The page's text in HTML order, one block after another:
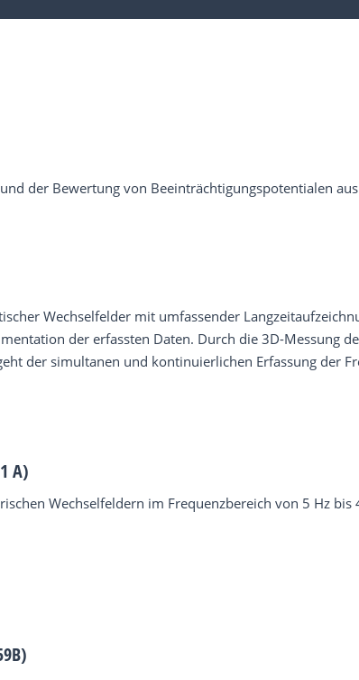
der Bewertung von Beeinträchtigungspotentialen
Wechselfelder mit umfassender
der erfassten Daten. Durch die 3D-Messung
der simultanen und kontinuierlichen Erfassung der
A)
Wechselfeldern im Frequenzbereich von 5 Hz bis